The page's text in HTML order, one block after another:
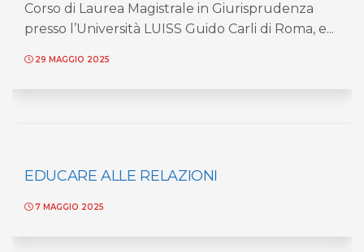
Corso di Laurea Magistrale in Giurisprudenza
presso l’Università LUISS Guido Carli di Roma, e...
29 MAGGIO 2025
EDUCARE ALLE RELAZIONI
7 MAGGIO 2025